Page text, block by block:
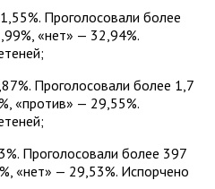
Проголосовали более
«нет» — 32,94%.
Проголосовали более 1,7
«против» — 29,55%.
Проголосовали более 397
«нет» — 29,53%. Испорчено